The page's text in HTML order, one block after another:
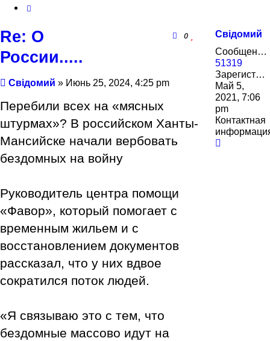
Свідомий
Сообщения:
51319
Зарегистрирован:
Май 5,
2021, 7:06
pm
Контактная
Re: О
России.....
0
Сообщение
Свідомий » Июнь 25, 2024, 4:25 pm
Перебили всех на «мясных
штурмах»? В российском Ханты-
Мансийске начали вербовать
бездомных на войну
Руководитель центра помощи
«Фавор», который помогает с
временным жильем и с
восстановлением документов
рассказал, что у них вдвое
сократился поток людей.
«Я связываю это с тем, что
бездомные массово идут на